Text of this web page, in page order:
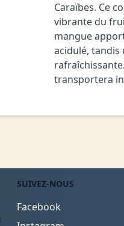
Caraïbes. Ce
vibrante du
mangue
acidulé, tandis
transportera
SUIVEZ-NOUS
Facebook